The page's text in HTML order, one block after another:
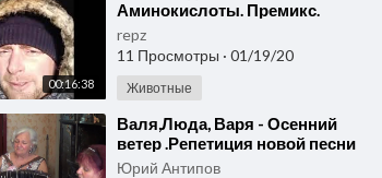
00:16:38
Аминокислоты. Премикс.
Задача. Свиноблогеры.
repz
11 Просмотры · 01/19/20
Животные
⁣Валя,Люда, Варя - Осенний
ветер .Репетиция новой песни
под баян.
Юрий Антипов